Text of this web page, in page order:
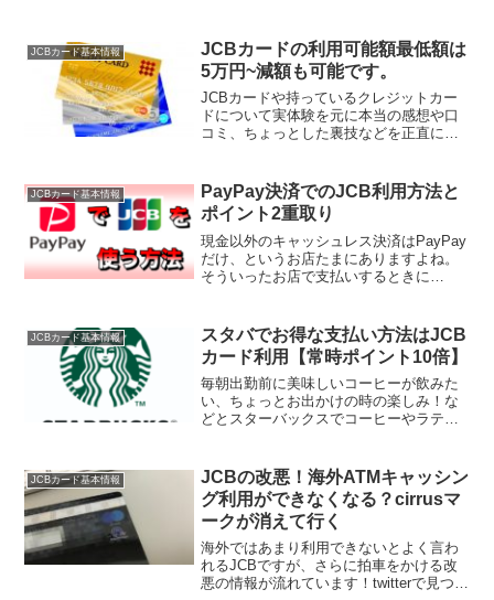
ご紹介します我が家は奥さんの軽自動車
とモチ（@moch...
JCBカード基本情報
JCBカードの利用可能額最低額は
5万円~減額も可能です。
JCBカードや持っているクレジットカー
ドについて実体験を元に本当の感想や口
コミ、ちょっとした裏技などを正直に書
ってことが伝わるように情報を共有でき
れば嬉しいです！
JCBカード基本情報
PayPay決済でのJCB利用方法と
ポイント2重取り
現金以外のキャッシュレス決済はPayPay
だけ、というお店たまにありますよね。
そういったお店で支払いするときに
ー」って残念になることないですか？先
日もこのようなツ...
JCBカード基本情報
スタバでお得な支払い方法はJCB
カード利用【常時ポイント10倍】
毎朝出勤前に美味しいコーヒーが飲みた
い、ちょっとお出かけの時の楽しみ！な
どとスターバックスでコーヒーやラテや
りしますよね。モチ（@mochinet1）も家
族でお出かけす...
JCBカード基本情報
JCBの改悪！海外ATMキャッシン
グ利用ができなくなる？cirrusマ
ークが消えて行く
海外ではあまり利用できないとよく言わ
れるJCBですが、さらに拍車をかける改
悪の情報が流れています！twitterで見つけ